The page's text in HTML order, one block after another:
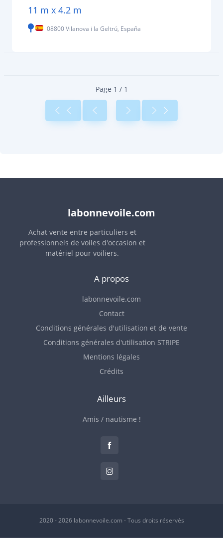
11 m x 4.2 m
08800 Vilanova i la Geltrú, España
Page 1 / 1
labonnevoile.com
Achat vente entre particuliers et
professionnels de voiles d'occasion et
matériel pour voiliers.
A propos
labonnevoile.com
Contact
Conditions générales d'utilisation et de vente
Conditions générales d'utilisation STRIPE
Mentions légales
Crédits
Ailleurs
Amis / nautisme !
2020 - 2026 labonnevoile.com - Tous droits réservés